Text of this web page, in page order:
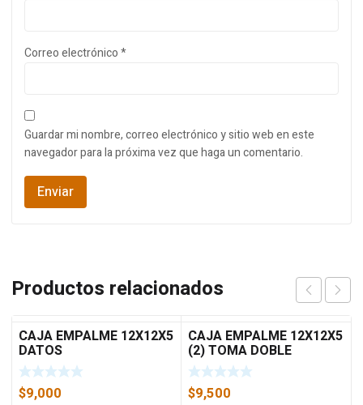
Correo electrónico*
Guardar mi nombre, correo electrónico y sitio web en este
navegador para la próxima vez que haga un comentario.
Productos relacionados
CAJA EMPALME 12X12X5
DATOS
$9,000
CAJA EMPALME 12X12X5
(2) TOMA DOBLE
LEVITON
$9,500